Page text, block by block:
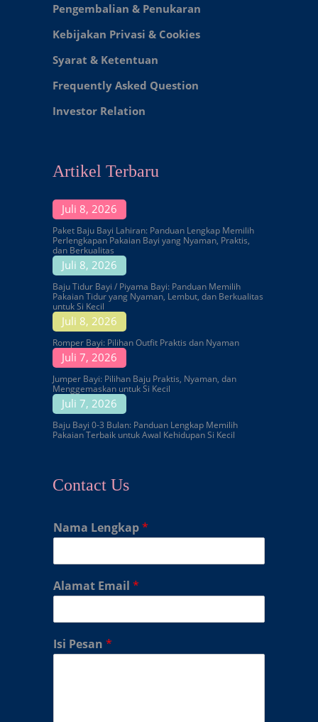
Pengembalian & Penukaran
Kebijakan Privasi & Cookies
Syarat & Ketentuan
Frequently Asked Question
Investor Relation
Artikel Terbaru
Juli 8, 2026
Paket Baju Bayi Lahiran: Panduan Lengkap Memilih
Perlengkapan Pakaian Bayi yang Nyaman, Praktis,
dan Berkualitas
Juli 8, 2026
Baju Tidur Bayi / Piyama Bayi: Panduan Memilih
Pakaian Tidur yang Nyaman, Lembut, dan Berkualitas
untuk Si Kecil
Juli 8, 2026
Romper Bayi: Pilihan Outfit Praktis dan Nyaman
Juli 7, 2026
Jumper Bayi: Pilihan Baju Praktis, Nyaman, dan
Menggemaskan untuk Si Kecil
Juli 7, 2026
Baju Bayi 0-3 Bulan: Panduan Lengkap Memilih
Pakaian Terbaik untuk Awal Kehidupan Si Kecil
Contact Us
Nama Lengkap*
Alamat Email *
Isi Pesan *